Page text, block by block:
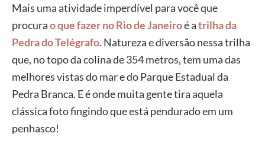
Mais uma atividade imperdível para você que
procurao que fazer no Rio de Janeiroé atrilha da
Pedra do Telégrafo. Natureza e diversão nessa trilha
que, no topo da colina de 354 metros, tem uma das
melhores vistas do mar e do Parque Estadual da
Pedra Branca. E é onde muita gente tira aquela
clássica foto fingindo que está pendurado em um
penhasco!